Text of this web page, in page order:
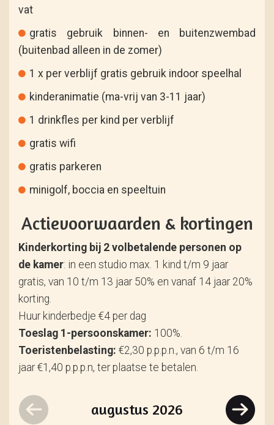
vat
gratis gebruik binnen- en buitenzwembad
(buitenbad alleen in de zomer)
1 x per verblijf gratis gebruik indoor speelhal
kinderanimatie (ma-vrij van 3-11 jaar)
1 drinkfles per kind per verblijf
gratis wifi
gratis parkeren
minigolf, boccia en speeltuin
Actievoorwaarden & kortingen
Kinderkorting bij 2 volbetalende personen op
de kamer: in een studio max. 1 kind t/m 9 jaar
gratis, van 10 t/m 13 jaar 50% en vanaf 14 jaar 20%
korting.
Huur kinderbedje €4 per dag
Toeslag 1-persoonskamer: 100%.
Toeristenbelasting: €2,30 p.p.p.n., van 6 t/m 16
jaar €1,40 p.p.p.n, ter plaatse te betalen.
augustus 2026